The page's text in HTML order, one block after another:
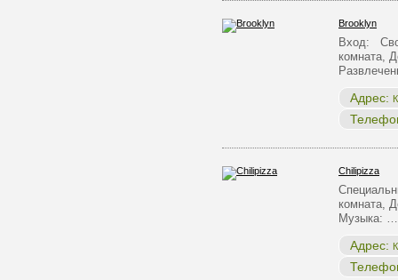
Brooklyn
Вход:
комната,
Адрес:
Chilipizza
комната,
Музыка: …
Адрес: